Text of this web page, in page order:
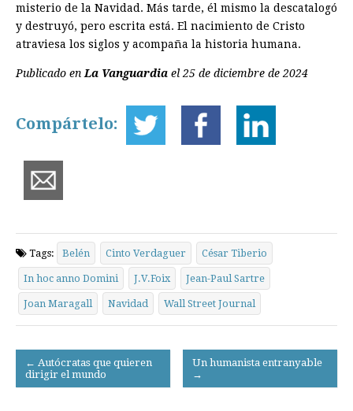
misterio de la Navidad. Más tarde, él mismo la descatalogó
y destruyó, pero escrita está. El nacimiento de Cristo
atraviesa los siglos y acompaña la historia humana.
Publicado en La Vanguardia el 25 de diciembre de 2024
Compártelo:
Tags: Belén Cinto Verdaguer César Tiberio
In hoc anno Domini J.V.Foix Jean-Paul Sartre
Joan Maragall Navidad Wall Street Journal
Post
navigation
← Autócratas que quieren
dirigir el mundo
Un humanista entranyable
→